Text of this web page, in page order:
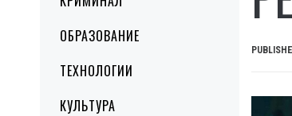
ОБРАЗОВАНИЕ
ТЕХНОЛОГИИ
КУЛЬТУРА